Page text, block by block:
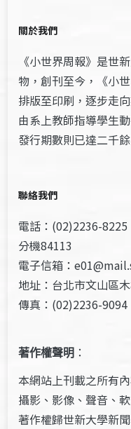
關於我們
《小世界周報》是世
物，創刊至今，《小
排版至印刷，逐步走
由系上教師指導學生
發行期數則已達二千餘
聯絡我們
電話：(02)2236-8225
分機84113
電子信箱：
地址：台北市文山區
傳真：(02)2236-9094
著作權聲明 ：
本網站上刊載之所有
攝影、影像、聲音、
著作權歸世新大學新